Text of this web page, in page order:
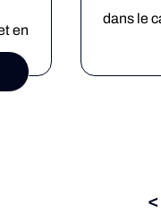
en
dans le
par